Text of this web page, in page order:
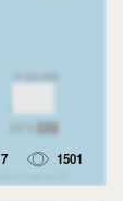
1501